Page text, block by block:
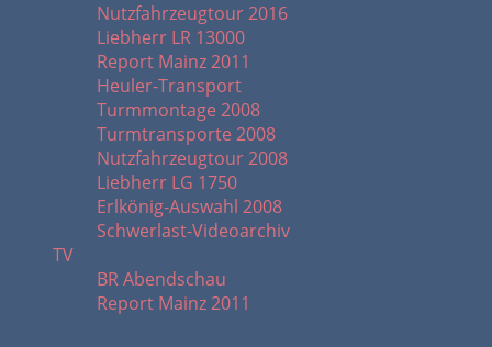
Nutzfahrzeugtour 2016
Liebherr LR 13000
Report Mainz 2011
Heuler-Transport
Turmmontage 2008
Turmtransporte 2008
Nutzfahrzeugtour 2008
Liebherr LG 1750
Erlkönig-Auswahl 2008
Schwerlast-Videoarchiv
TV
BR Abendschau
Report Mainz 2011